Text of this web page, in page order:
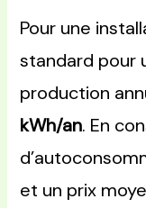
Pour une
standard pour
production
kWh/an. En
et un prix